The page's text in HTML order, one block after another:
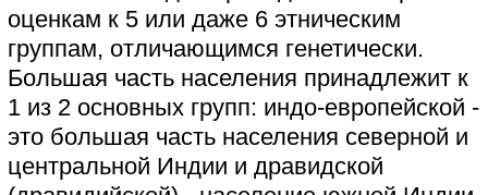
оценкам к 5 или даже 6 этническим
группам, отличающимся генетически.
Большая часть населения принадлежит к
1 из 2 основных групп: индо-европейской -
это большая часть населения северной и
центральной Индии и дравидской